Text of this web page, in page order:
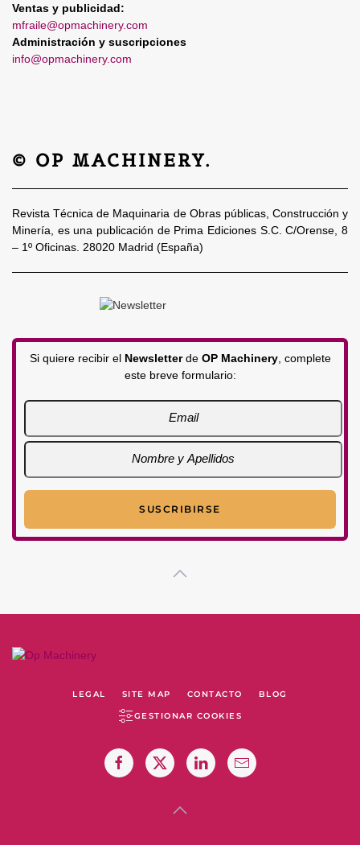
Ventas y publicidad:
mfraile@opmachinery.com
Administración y suscripciones
info@opmachinery.com
© OP MACHINERY.
Revista Técnica de Maquinaria de Obras públicas, Construcción y
Minería, es una publicación de Prima Ediciones S.C. C/Orense, 8
– 1º Oficinas. 28020 Madrid (España)
Si quiere recibir el Newsletterde OP Machinery, complete
este breve formulario:
LEGAL SITE MAP CONTACTO BLOG
GESTIONAR COOKIES